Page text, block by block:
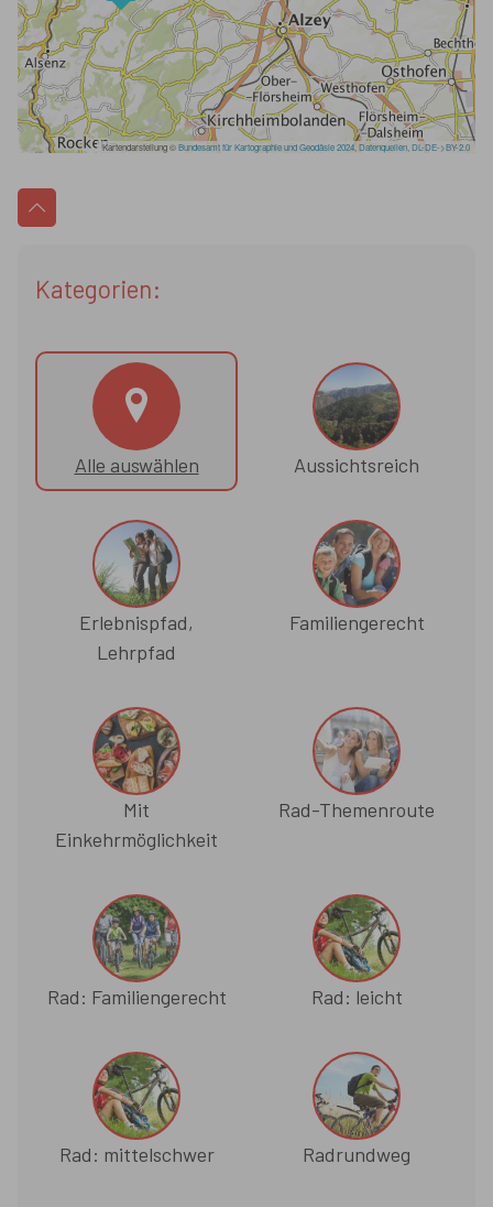
Kategorien:
Alle auswählen Aussichtsreich
Erlebnispfad,
Lehrpfad
Familiengerecht
Mit
Einkehrmöglichkeit
Rad-Themenroute
Rad: Familiengerecht Rad: leicht
Rad: mittelschwer Radrundweg